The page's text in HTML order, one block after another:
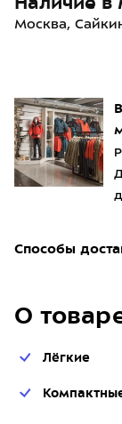
Способы
О
Лёгкие
Москва,